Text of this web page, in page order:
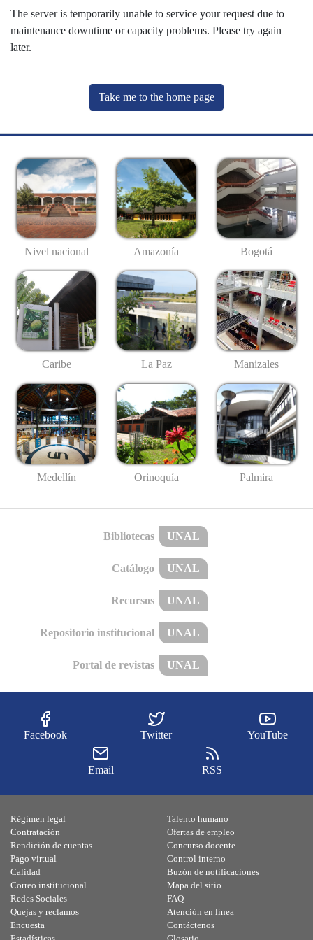
The server is temporarily unable to service your request due to
maintenance downtime or capacity problems. Please try again
later.
Take me to the home page
Nivel nacional Amazonía Bogotá
Caribe La Paz Manizales
Medellín Orinoquía Palmira
Bibliotecas UNAL
Catálogo UNAL
Recursos UNAL
Repositorio institucional UNAL
Portal de revistas UNAL
Facebook Twitter YouTube
Email RSS
Régimen legal
Contratación
Rendición de cuentas
Pago virtual
Calidad
Talento humano
Ofertas de empleo
Concurso docente
Control interno
Buzón de notificaciones
Correo institucional
Redes Sociales
Quejas y reclamos
Encuesta
Mapa del sitio
FAQ
Atención en línea
Contáctenos